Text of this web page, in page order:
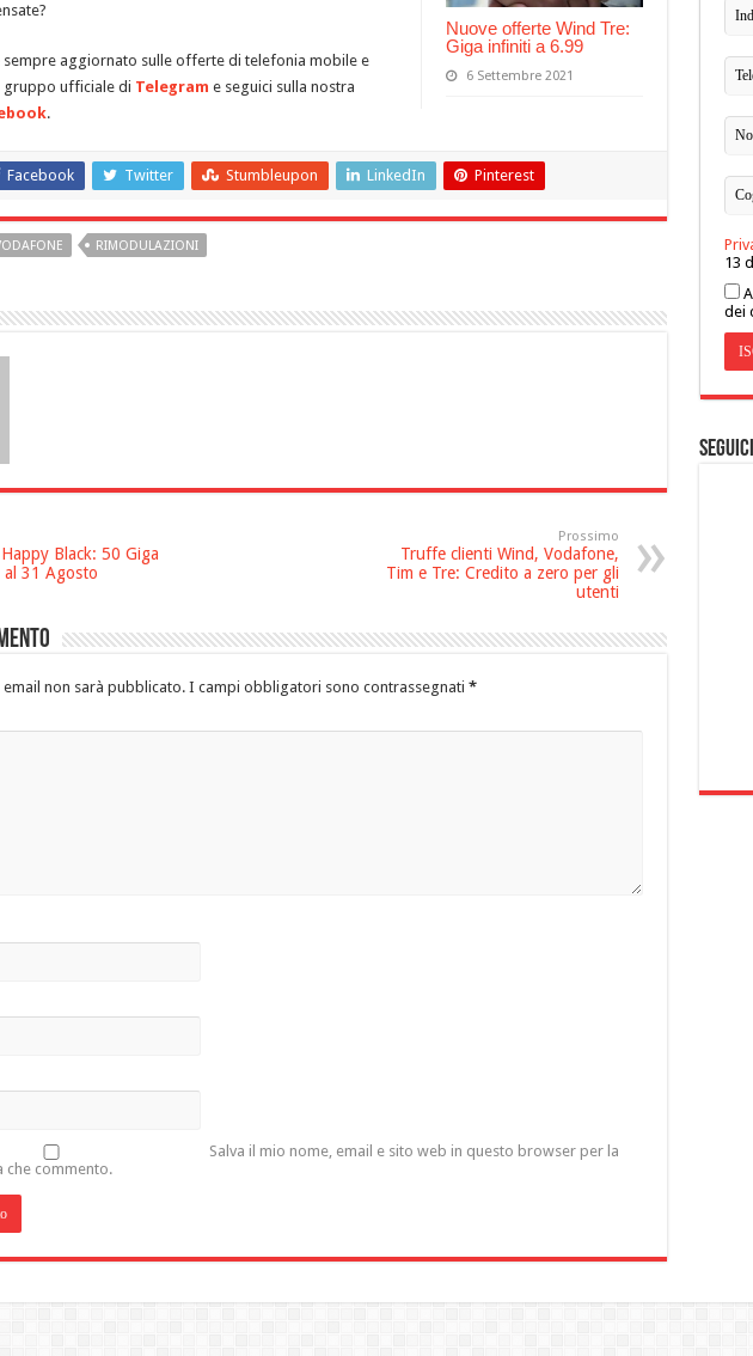
Nuove offerte Wind Tre:
Giga infiniti a 6.99
6 Settembre 2021
sempre aggiornato sulle offerte di telefonia mobile e
gruppo ufficiale di Telegram e seguici sulla nostra
.
Facebook Twitter Stumbleupon LinkedIn Pinterest
RIMODULAZIONI
Black: 50 Giga
31 Agosto
Prossimo
Truffe clienti Wind, Vodafone,
Tim e Tre: Credito a zero per gli
utenti
non sarà pubblicato. I campi obbligatori sono contrassegnati *
Salva il mio nome, email e sito web in questo browser per la
che commento.
13
dei